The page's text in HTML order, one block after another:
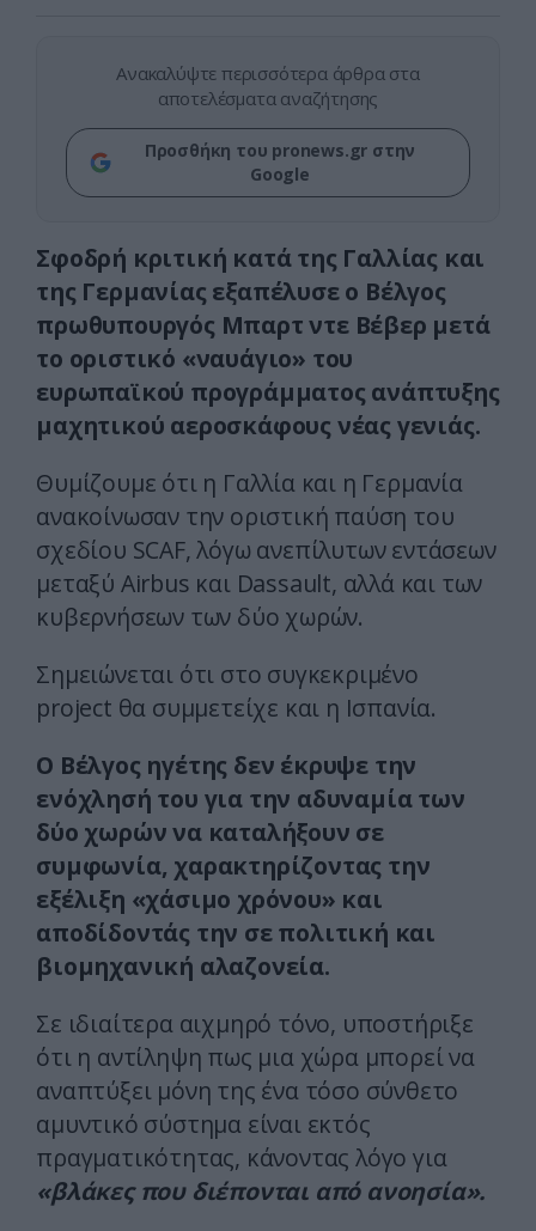
Ανακαλύψτε περισσότερα άρθρα στα
αποτελέσματα αναζήτησης
Προσθήκη του pronews.gr στην
Google
Σφοδρή κριτική κατά της Γαλλίας και
της Γερμανίας εξαπέλυσε ο Βέλγος
πρωθυπουργός Μπαρτ ντε Βέβερ μετά
το οριστικό «ναυάγιο» του
ευρωπαϊκού προγράμματος ανάπτυξης
μαχητικού αεροσκάφους νέας γενιάς.
Θυμίζουμε ότι η Γαλλία και η Γερμανία
ανακοίνωσαν την οριστική παύση του
σχεδίου SCAF, λόγω ανεπίλυτων εντάσεων
μεταξύ Airbus και Dassault, αλλά και των
κυβερνήσεων των δύο χωρών.
Σημειώνεται ότι στο συγκεκριμένο
project θα συμμετείχε και η Ισπανία.
Ο Βέλγος ηγέτης δεν έκρυψε την
ενόχλησή του για την αδυναμία των
δύο χωρών να καταλήξουν σε
συμφωνία, χαρακτηρίζοντας την
εξέλιξη «χάσιμο χρόνου» και
αποδίδοντάς την σε πολιτική και
βιομηχανική αλαζονεία.
Σε ιδιαίτερα αιχμηρό τόνο, υποστήριξε
ότι η αντίληψη πως μια χώρα μπορεί να
αναπτύξει μόνη της ένα τόσο σύνθετο
αμυντικό σύστημα είναι εκτός
πραγματικότητας, κάνοντας λόγο για
«βλάκες που διέπονται από ανοησία».